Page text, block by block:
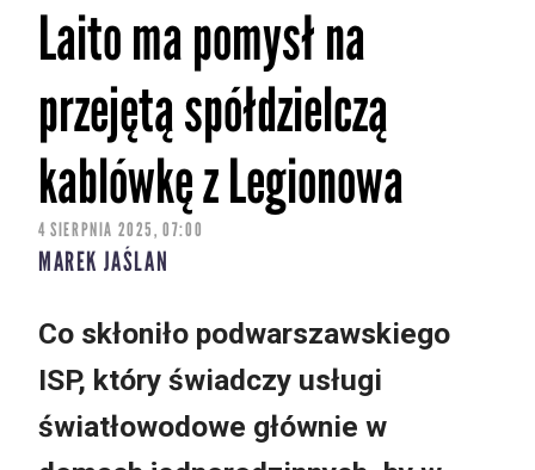
Laito ma pomysł na
przejętą spółdzielczą
kablówkę z Legionowa
4 SIERPNIA 2025, 07:00
MAREK JAŚLAN
Co skłoniło podwarszawskiego
ISP, który świadczy usługi
światłowodowe głównie w